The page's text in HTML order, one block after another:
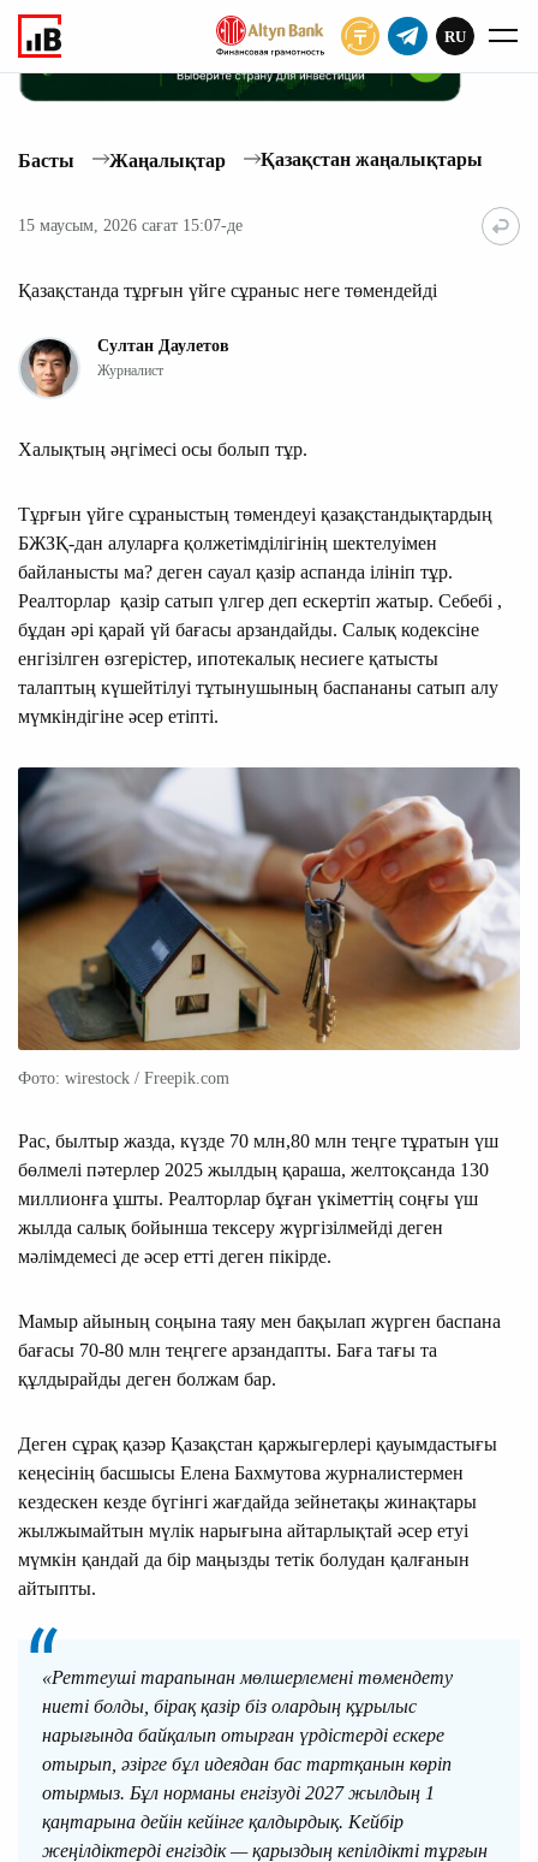
ЖАЗЫЛУ
RU
Басты Жаңалықтар Қазақстан жаңалықтары
15 маусым, 2026 сағат 15:07-де
Қазақстанда тұрғын үйге сұраныс неге төмендейді
Султан Даулетов
Журналист
Халықтың әңгімесі осы болып тұр.
Тұрғын үйге сұраныстың төмендеуі қазақстандықтардың
БЖЗҚ-дан алуларға қолжетімділігінің шектелуімен
байланысты ма? деген сауал қазір аспанда ілініп тұр.
Реалторлар қазір сатып үлгер деп ескертіп жатыр. Себебі ,
бұдан әрі қарай үй бағасы арзандайды. Салық кодексіне
енгізілген өзгерістер, ипотекалық несиеге қатысты
талаптың күшейтілуі тұтынушының баспананы сатып алу
мүмкіндігіне әсер етіпті.
Фото: wirestock / Freepik.com
Рас, былтыр жазда, күзде 70 млн,80 млн теңге тұратын үш
бөлмелі пәтерлер 2025 жылдың қараша, желтоқсанда 130
миллионға ұшты. Реалторлар бұған үкіметтің соңғы үш
жылда салық бойынша тексеру жүргізілмейді деген
мәлімдемесі де әсер етті деген пікірде.
Мамыр айының соңына таяу мен бақылап жүрген баспана
бағасы 70-80 млн теңгеге арзандапты. Баға тағы та
құлдырайды деген болжам бар.
Деген сұрақ қазәр Қазақстан қаржыгерлері қауымдастығы
кеңесінің басшысы Елена Бахмутова журналистермен
кездескен кезде бүгінгі жағдайда зейнетақы жинақтары
жылжымайтын мүлік нарығына айтарлықтай әсер етуі
мүмкін қандай да бір маңызды тетік болудан қалғанын
айтыпты.
«Реттеуші тарапынан мөлшерлемені төмендету
ниеті болды, бірақ қазір біз олардың құрылыс
нарығында байқалып отырған үрдістерді ескере
отырып, әзірге бұл идеядан бас тартқанын көріп
отырмыз. Бұл норманы енгізуді 2027 жылдың 1
қаңтарына дейін кейінге қалдырдық. Кейбір
жеңілдіктерді енгіздік — қарыздың кепілдікті тұрғын